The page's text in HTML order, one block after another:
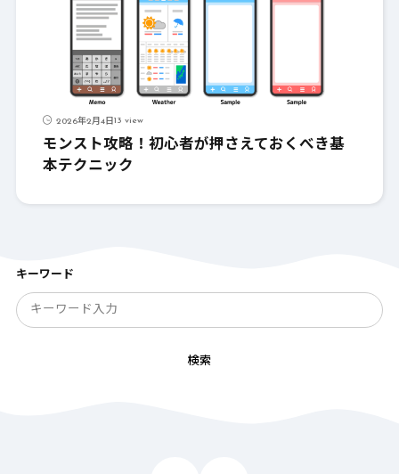
2026年2月4日13 view
モンスト攻略！初心者が押さえておくべき基
本テクニック
キーワード
検索